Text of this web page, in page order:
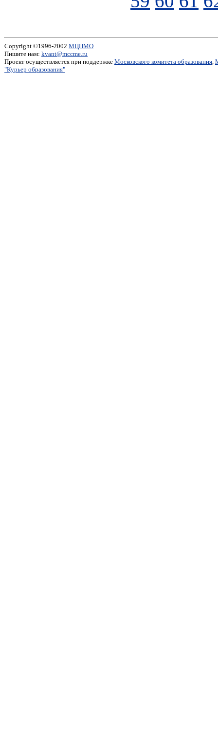
Copyright ©1996-2002 МЦНМО
Пишите нам: kvant@mccme.ru
Проект осуществляется при поддержке Московского комитета образования,
"Курьер образования"